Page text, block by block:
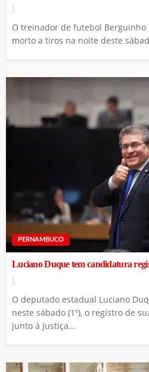
O treinador de futebol Berguinho
morto a tiros na noite deste
PERNAMBUCO
Luciano Duque tem candidatura
O deputado estadual Luciano
neste sábado (1º), o registro de
junto à Justiça...